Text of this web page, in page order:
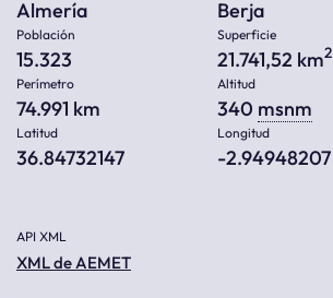
Almería Berja
Población
15.323
Superficie
21.741,52 km2
Perímetro
74.991 km
Altitud
340 msnm
Latitud
36.84732147
Longitud
-2.94948207
API XML
XML de AEMET